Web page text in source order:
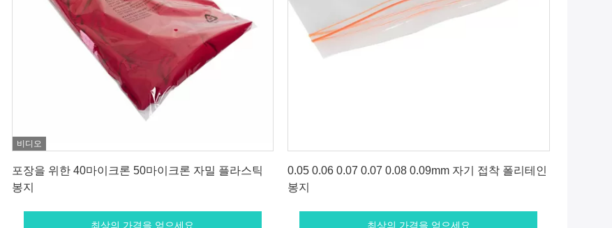
비디오
포장을 위한 40마이크론 50마이크론 자밀 플라스틱
봉지
최상의 가격을 얻으세요
0.05 0.06 0.07 0.07 0.08 0.09mm 자기 접착 폴리테인
봉지
최상의 가격을 얻으세요